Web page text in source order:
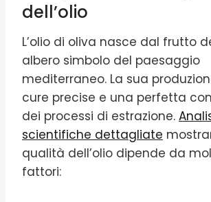
dell’olio
L’olio di oliva nasce dal frutto
albero simbolo del paesaggio
mediterraneo. La sua
cure precise e una perfetta
dei processi di estrazione.
scientifiche dettagliate
qualità dell’olio dipende da
fattori: